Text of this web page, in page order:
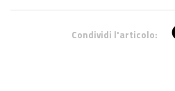
Condividi l'articolo: